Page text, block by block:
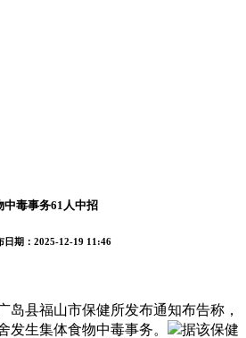
中毒事务61人中招
日期：2025-12-19 11:46
县福山市保健所发布通知布告称，
发生集体食物中毒事务。
据该保健